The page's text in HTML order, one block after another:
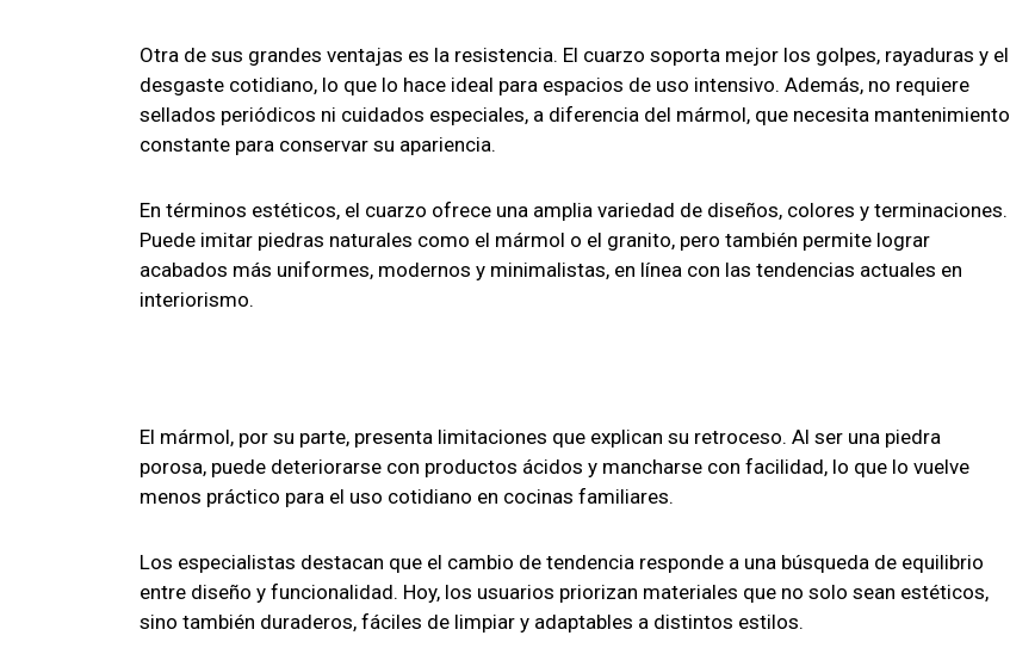
Otra de sus grandes ventajas es la resistencia. El cuarzo soporta mejor los golpes, rayaduras y el
desgaste cotidiano, lo que lo hace ideal para espacios de uso intensivo. Además, no requiere
sellados periódicos ni cuidados especiales, a diferencia del mármol, que necesita mantenimiento
constante para conservar su apariencia.
En términos estéticos, el cuarzo ofrece una amplia variedad de diseños, colores y terminaciones.
Puede imitar piedras naturales como el mármol o el granito, pero también permite lograr
acabados más uniformes, modernos y minimalistas, en línea con las tendencias actuales en
interiorismo.
El mármol, por su parte, presenta limitaciones que explican su retroceso. Al ser una piedra
porosa, puede deteriorarse con productos ácidos y mancharse con facilidad, lo que lo vuelve
menos práctico para el uso cotidiano en cocinas familiares.
Los especialistas destacan que el cambio de tendencia responde a una búsqueda de equilibrio
entre diseño y funcionalidad. Hoy, los usuarios priorizan materiales que no solo sean estéticos,
sino también duraderos, fáciles de limpiar y adaptables a distintos estilos.